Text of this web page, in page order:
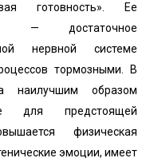
готовность». Ее
— достаточное
нервной системе
тормозными. В
наилучшим образом
для предстоящей
физическая
эмоции, имеет